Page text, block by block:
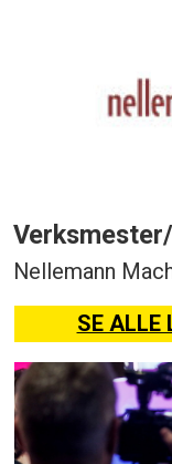
Nellemann
SE ALLE